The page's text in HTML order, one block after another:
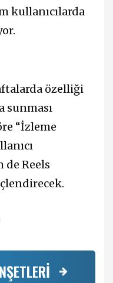
kullanıcılarda
özelliği
sunması
“İzleme
de Reels